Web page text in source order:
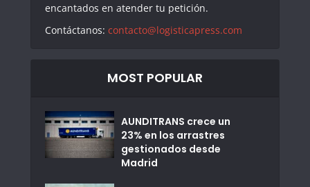
encantados en atender tu petición.
Contáctanos: contacto@logisticapress.com
MOST POPULAR
AUNDITRANS crece un
23% en los arrastres
gestionados desde
Madrid